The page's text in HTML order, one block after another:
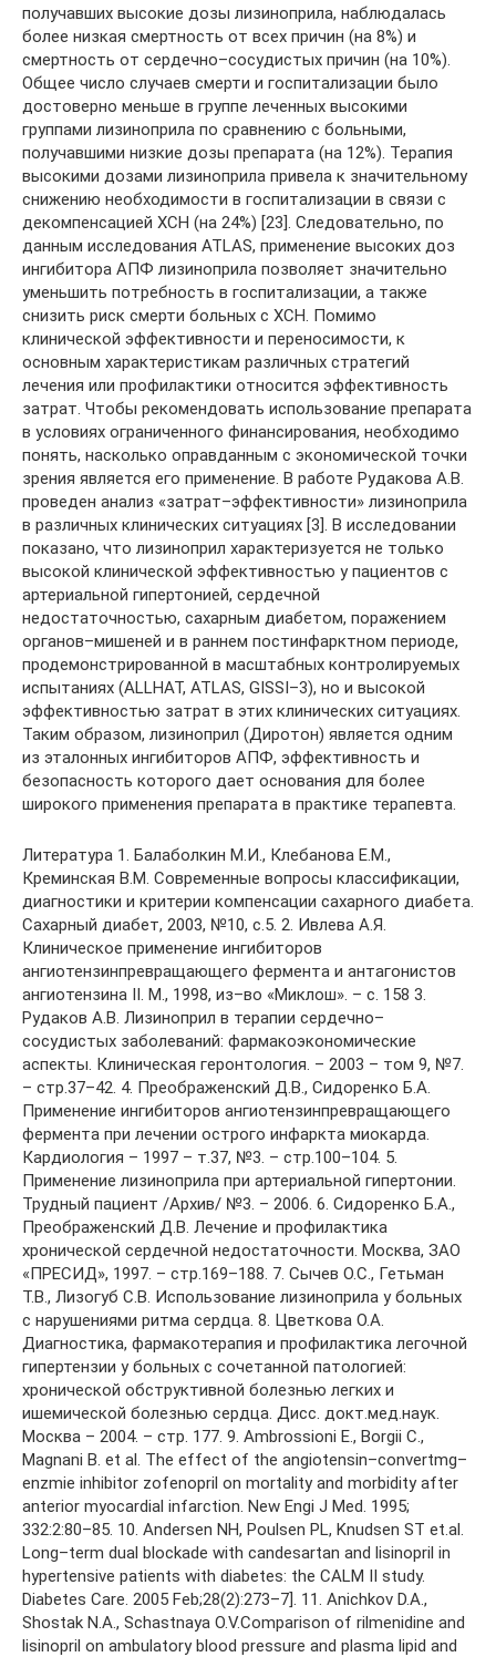
Литература 1. Балаболкин М.И., Клебанова Е.М.,
Креминская В.М. Современные вопросы классификации,
диагностики и критерии компенсации сахарного диабета.
Сахарный диабет, 2003, №10, с.5. 2. Ивлева А.Я.
Клиническое применение ингибиторов
ангиотензинпревращающего фермента и антагонистов
ангиотензина II. М., 1998, из–во «Миклош». – с. 158 3.
Рудаков А.В. Лизиноприл в терапии сердечно–
сосудистых заболеваний: фармакоэкономические
аспекты. Клиническая геронтология. – 2003 – том 9, №7.
– стр.37–42. 4. Преображенский Д.В., Сидоренко Б.А.
Применение ингибиторов ангиотензинпревращающего
фермента при лечении острого инфаркта миокарда.
Кардиология – 1997 – т.37, №3. – стр.100–104. 5.
Применение лизиноприла при артериальной гипертонии.
Трудный пациент /Архив/ №3. – 2006. 6. Сидоренко Б.А.,
Преображенский Д.В. Лечение и профилактика
хронической сердечной недостаточности. Москва, ЗАО
«ПРЕСИД», 1997. – стр.169–188. 7. Сычев О.С., Гетьман
Т.В., Лизогуб С.В. Использование лизиноприла у больных
с нарушениями ритма сердца. 8. Цветкова О.А.
Диагностика, фармакотерапия и профилактика легочной
гипертензии у больных с сочетанной патологией:
хронической обструктивной болезнью легких и
ишемической болезнью сердца. Дисс. докт.мед.наук.
Москва – 2004. – стр. 177. 9. Ambrossioni E., Borgii С.,
Magnani В. et al. The effect of the angiotensin–convertmg–
enzmie inhibitor zofenopril on mortality and morbidity after
anterior myocardial infarction. New Engi J Med. 1995;
332:2:80–85. 10. Andersen NH, Poulsen PL, Knudsen ST et.al.
Long–term dual blockade with candesartan and lisinopril in
hypertensive patients with diabetes: the CALM II study.
Diabetes Care. 2005 Feb;28(2):273–7]. 11. Anichkov D.A.,
Shostak N.A., Schastnaya O.V.Comparison of rilmenidine and
lisinopril on ambulatory blood pressure and plasma lipid and